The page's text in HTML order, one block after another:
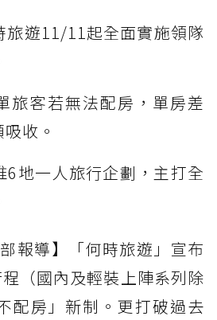
旅遊11/11起全面實施領隊
旅客若無法配房，單房差
收。
6地一人旅行企劃，主打全
報導】「何時旅遊」宣布
（國內及輕裝上陣系列除
配房」新制。更打破過去